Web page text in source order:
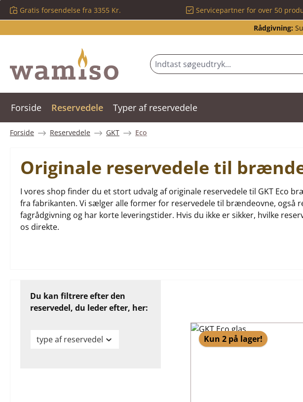
til hovedindhold
Spring til søgning
Gå til hovednavigation
Gratis forsendelse fra 3355 Kr. Servicepartner for over 50
Rådgivning:
Forside Reservedele Typer af reservedele
Forside Reservedele GKT Eco
Originale reservedele til
I vores shop finder du et stort udvalg af originale reservedele til GKT Eco
fra fabrikanten. Vi sælger alle former for reservedele til brændeovne, også
fagrådgivning og har korte leveringstider. Hvis du ikke er sikker, hvilke
os direkte.
Du kan filtrere efter den
reservedel, du leder efter, her:
type af reservedel Kun 2 på lager!